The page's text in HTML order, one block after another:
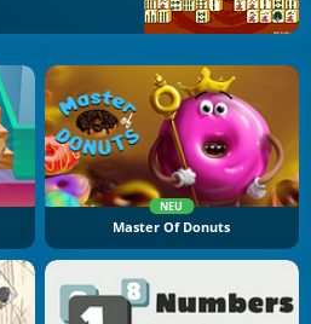
NEU
Master Of Donuts